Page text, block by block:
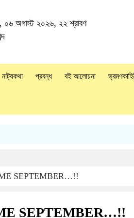
০৬ অগাস্ট ২০২৬, ২২ শ্রাবণ
নাট্যকথা প্রবন্ধ বই আলোচনা
SEPTEMBER…!!
SEPTEMBER…!!